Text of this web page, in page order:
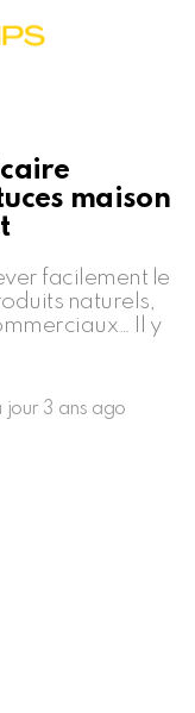
maison
facilement le
naturels,
Il y
jour 3 ans ago